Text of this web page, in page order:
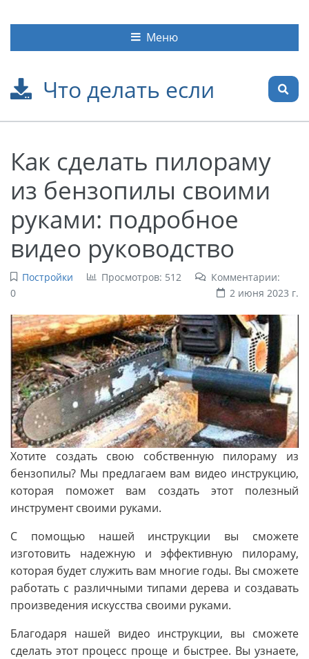
Что делать если
Меню
Как сделать пилораму
из бензопилы своими
руками: подробное
видео руководство
Постройки Просмотров: 512
Комментарии:
0
2 июня 2023 г.
Хотите создать свою собственную пилораму из
бензопилы? Мы предлагаем вам видео инструкцию,
которая поможет вам создать этот полезный
инструмент своими руками.
С помощью нашей инструкции вы сможете
изготовить надежную и эффективную пилораму,
которая будет служить вам многие годы. Вы сможете
работать с различными типами дерева и создавать
произведения искусства своими руками.
Благодаря нашей видео инструкции, вы сможете
сделать этот процесс проще и быстрее. Вы узнаете,